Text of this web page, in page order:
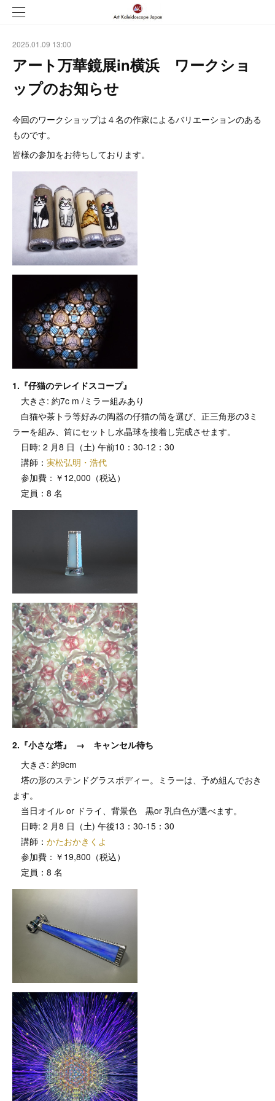
2025.01.09 13:00
アート万華鏡展in横浜 ワークショ
ップのお知らせ
今回のワークショップは４名の作家によるバリエーションのある
ものです。
皆様の参加をお待ちしております。
1.『仔猫のテレイドスコープ』
大きさ: 約7c m /ミラー組みあり
白猫や茶トラ等好みの陶器の仔猫の筒を選び、正三角形の3ミ
ラーを組み、筒にセットし水晶球を接着し完成させます。
日時: 2 月8 日（土) 午前10：30-12：30
講師： 実松弘明・浩代
参加費：￥12,000（税込）
定員：8 名
2.『小さな塔』 → キャンセル待ち
大きさ: 約9cm
塔の形のステンドグラスボディー。ミラーは、予め組んでおき
ます。
当日オイル or ドライ、背景色 黒or 乳白色が選べます。
日時: 2 月8 日（土) 午後13：30-15：30
講師： かたおかきくよ
参加費：￥19,800（税込）
定員：8 名